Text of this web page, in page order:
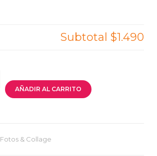
Subtotal $1.490
AÑADIR AL CARRITO
Fotos & Collage